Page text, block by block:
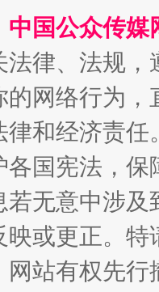
魏明亮
中国公众传
法律、法规
网络行为
律和经济责
国宪法，
若无意中涉
或更正。
站有权先